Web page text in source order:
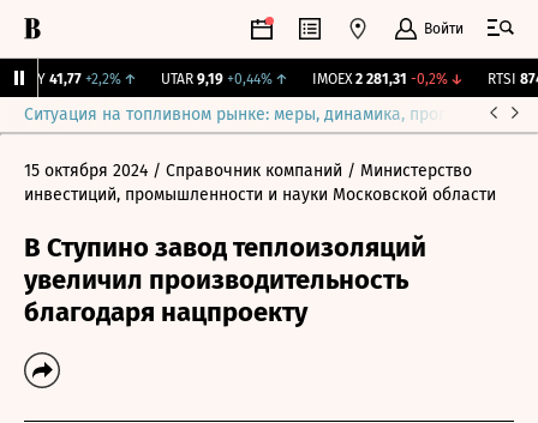
Войти
41,77 +2,2%↑ UTAR 9,19 +0,44%↑ IMOEX 2 281,31 -0,2%↓ RTSI
Ситуация на топливном рынке: меры, динамика, прогнозы
15 октября 2024 / Справочник компаний / Министерство
инвестиций, промышленности и науки Московской области
В Ступино завод теплоизоляций
увеличил производительность
благодаря нацпроекту